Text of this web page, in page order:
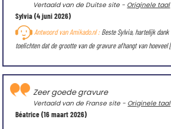
Sylvia(4 juni 2026)
Vertaald van de Duitse site - Originele taal
Antwoord van Amikado.nl :Beste Sylvia, hartelijk
toelichten dat de grootte van de gravure afhangt van hoeveel
Béatrice(16 maart 2026)
Zeer goede gravure
Vertaald van de Franse site - Originele taal